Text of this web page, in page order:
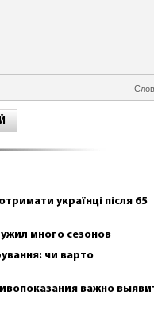
українці після 65
много сезонов
чи варто
важно